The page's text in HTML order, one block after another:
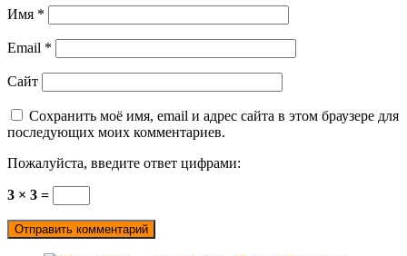
Имя *
Email *
Сайт
Сохранить моё имя, email и адрес сайта в этом браузере для
последующих моих комментариев.
Пожалуйста, введите ответ цифрами:
3 × 3 =